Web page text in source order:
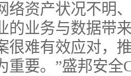
络资产状况不明
的业务与数据带
很难有效应对，
重要。”盛邦安全